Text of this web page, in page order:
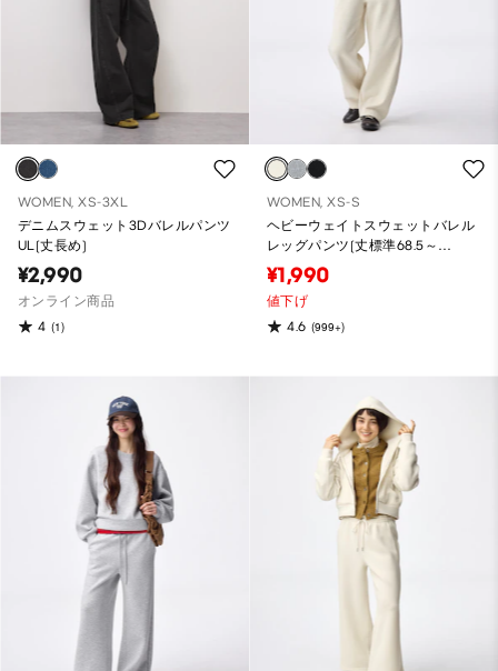
WOMEN, XS-3XL
デニムスウェット3Dバレルパンツ
UL(丈長め)
¥2,990
オンライン商品
4 (1)
WOMEN, XS-S
ヘビーウェイトスウェットバレル
レッグパンツ(丈標準68.5～
72.5cm)
¥1,990
値下げ
4.6 (999+)